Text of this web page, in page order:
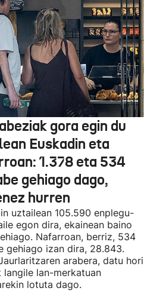
gora egin du
Euskadin eta
1.378 eta 534
gehiago dago,
hurren
uztailean 105.590 enplegu-
egon dira, ekainean baino
Nafarroan, berriz, 534
gehiago izan dira, 28.843.
arabera, datu hori
langile lan-merkatuan
lotuta dago.